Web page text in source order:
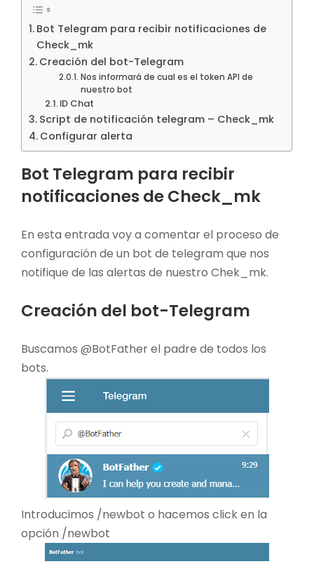
Bot Telegram para recibir notificaciones de
Check_mk
Creación del bot-Telegram
Nos informará de cual es el token API de
nuestro bot
ID Chat
Script de notificación telegram – Check_mk
Configurar alerta
Bot Telegram para recibir
notificaciones de Check_mk
En esta entrada voy a comentar el proceso de
configuración de un bot de telegram que nos
notifique de las alertas de nuestro Chek_mk.
Creación del bot-Telegram
Buscamos @BotFather el padre de todos los
bots.
Introducimos /newbot o hacemos click en la
opción /newbot